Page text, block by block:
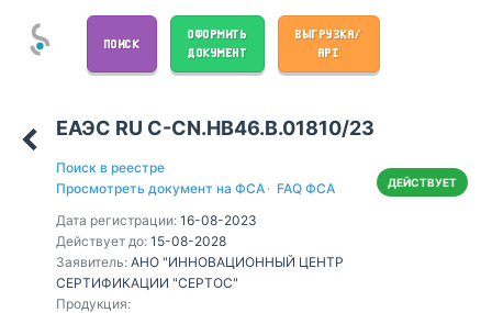
ПОИСК
ОФОРМИТЬ
ДОКУМЕНТ
ВЫГРУЗКА/
API
ЕАЭС RU С-CN.НВ46.В.01810/23
Поиск в реестре
Просмотреть документ на ФСА · FAQ ФСА
Дата регистрации: 16-08-2023
Действует до: 15-08-2028
Заявитель: АНО "ИННОВАЦИОННЫЙ ЦЕНТР
СЕРТИФИКАЦИИ "СЕРТОС"
Продукция:
ДЕЙСТВУЕТ